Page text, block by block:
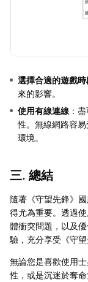
選擇合適的遊戲時
來的影響。
使用有線連線 ：
性。無線網路容
環境。
三. 總結
隨著《守望先鋒》
得尤為重要。透過使
體衝突問題，以及
驗，充分享受《守望
無論您是喜歡使用
性，或是沉迷於奪